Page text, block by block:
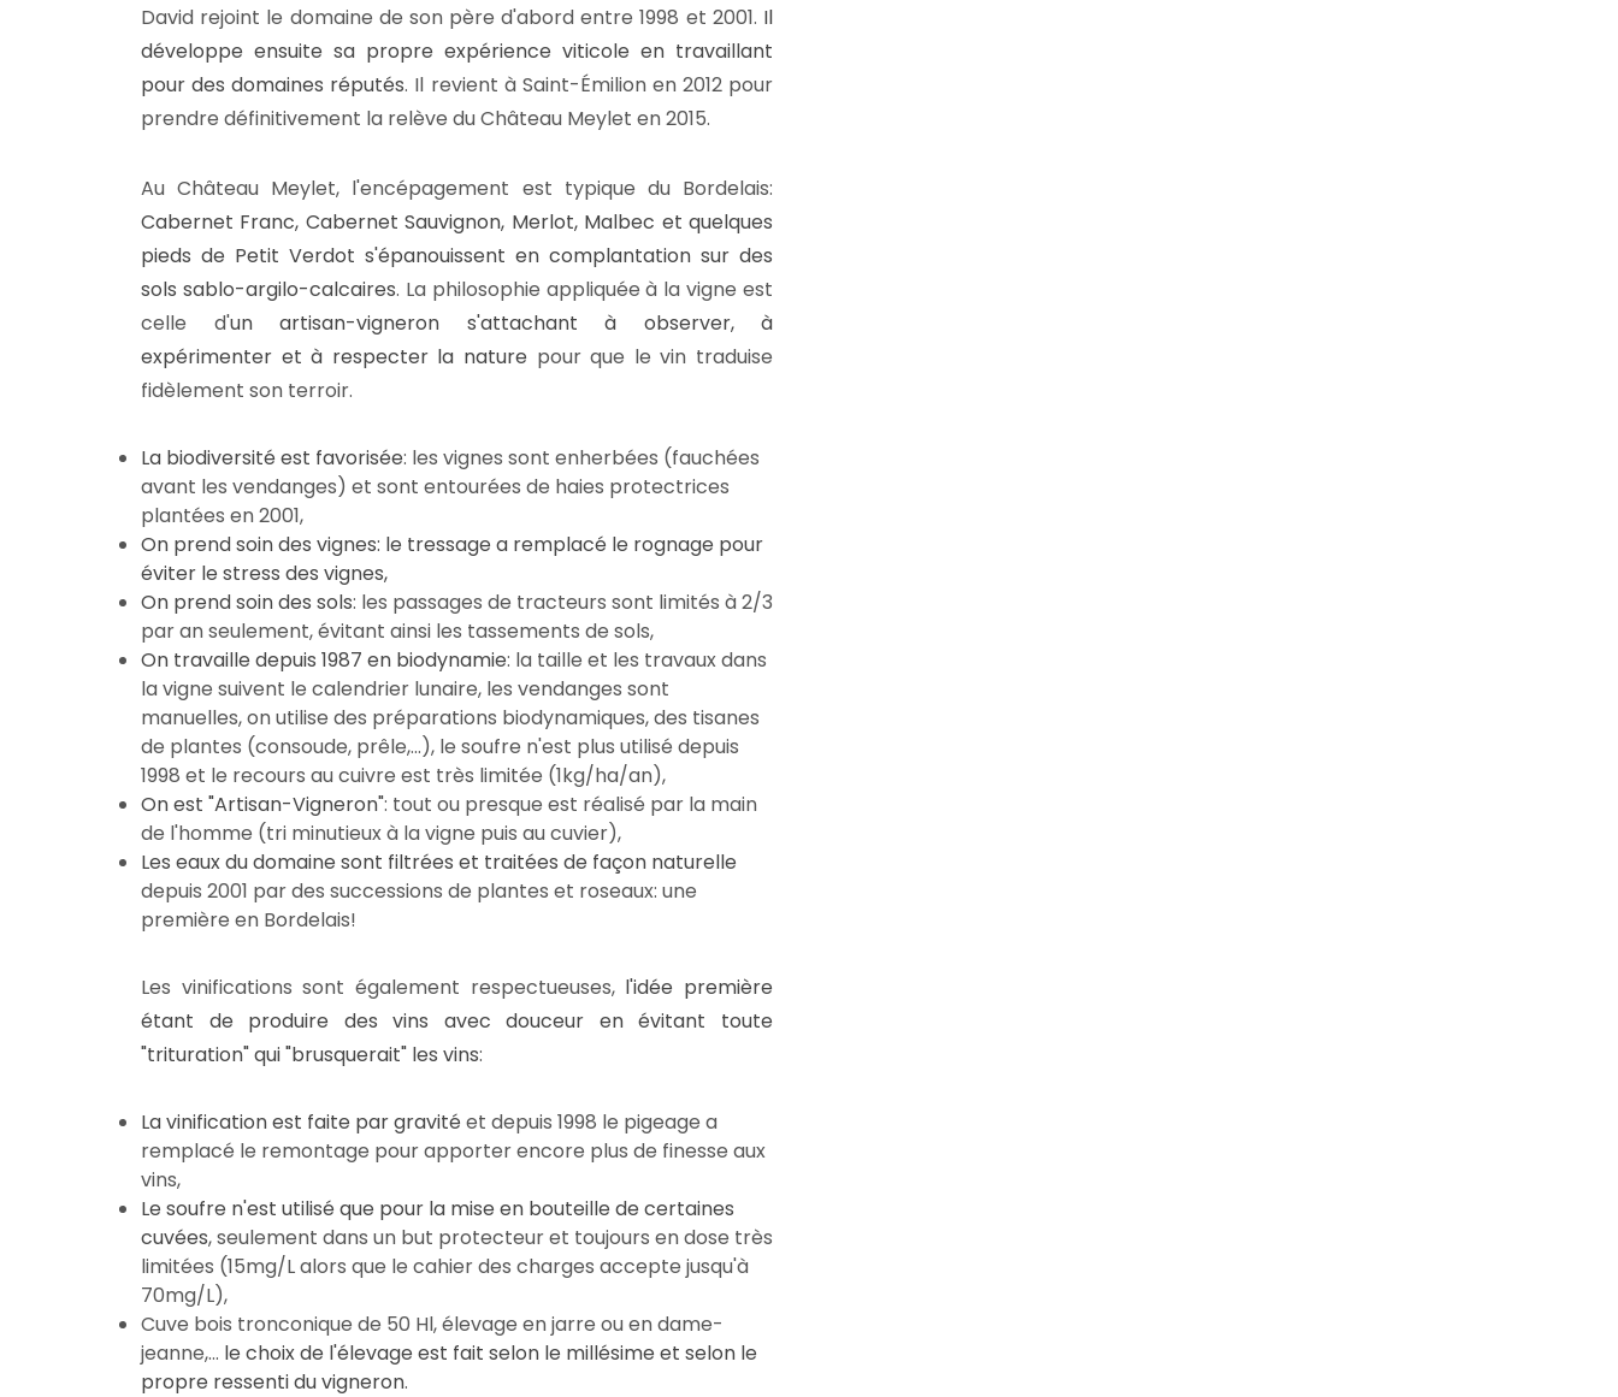
David rejoint le domaine de son père d'abord entre 1998 et 2001. Il
développe ensuite sa propre expérience viticole en travaillant
pour des domaines réputés. Il revient à Saint-Émilion en 2012 pour
prendre définitivement la relève du Château Meylet en 2015.
Au Château Meylet, l'encépagement est typique du Bordelais:
Cabernet Franc, Cabernet Sauvignon, Merlot, Malbec et quelques
pieds de Petit Verdot s'épanouissent en complantation sur des
sols sablo-argilo-calcaires. La philosophie appliquée à la vigne est
celle d'un artisan-vigneron s'attachant à observer, à
expérimenter et à respecter la nature pour que le vin traduise
fidèlement son terroir.
La biodiversité est favorisée: les vignes sont enherbées (fauchées
avant les vendanges) et sont entourées de haies protectrices
plantées en 2001,
On prend soin des vignes: le tressage a remplacé le rognage pour
éviter le stress des vignes,
On prend soin des sols: les passages de tracteurs sont limités à 2/3
par an seulement, évitant ainsi les tassements de sols,
On travaille depuis 1987 en biodynamie: la taille et les travaux dans
la vigne suivent le calendrier lunaire, les vendanges sont
manuelles, on utilise des préparations biodynamiques, des tisanes
de plantes (consoude, prêle,...), le soufre n'est plus utilisé depuis
1998 et le recours au cuivre est très limitée (1kg/ha/an),
On est "Artisan-Vigneron": tout ou presque est réalisé par la main
de l'homme (tri minutieux à la vigne puis au cuvier),
Les eaux du domaine sont filtrées et traitées de façon naturelle
depuis 2001 par des successions de plantes et roseaux: une
première en Bordelais!
Les vinifications sont également respectueuses, l'idée première
étant de produire des vins avec douceur en évitant toute
"trituration" qui "brusquerait" les vins:
La vinification est faite par gravité et depuis 1998 le pigeage a
remplacé le remontage pour apporter encore plus de finesse aux
vins,
Le soufre n'est utilisé que pour la mise en bouteille de certaines
cuvées, seulement dans un but protecteur et toujours en dose très
limitées (15mg/L alors que le cahier des charges accepte jusqu'à
70mg/L),
Cuve bois tronconique de 50 Hl, élevage en jarre ou en dame-
jeanne,... le choix de l'élevage est fait selon le millésime et selon le
propre ressenti du vigneron.